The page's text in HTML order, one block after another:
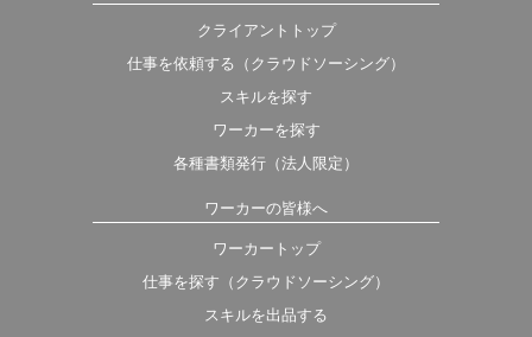
クライアントトップ
仕事を依頼する（クラウドソーシング）
スキルを探す
ワーカーを探す
各種書類発行（法人限定）
ワーカーの皆様へ
ワーカートップ
仕事を探す（クラウドソーシング）
スキルを出品する